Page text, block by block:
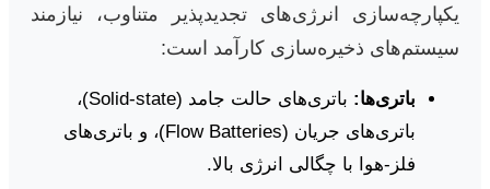
یکپارچه‌سازی انرژی‌های تجدیدپذیر متناوب، نیازمند
سیستم‌های ذخیره‌سازی کارآمد است:
باتری‌ها:
باتری‌های حالت جامد (Solid-state)،
باتری‌های جریان (Flow Batteries)، و باتری‌های
فلز-هوا با چگالی انرژی بالا.